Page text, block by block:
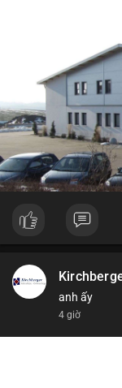
anh ấy
4 giờ